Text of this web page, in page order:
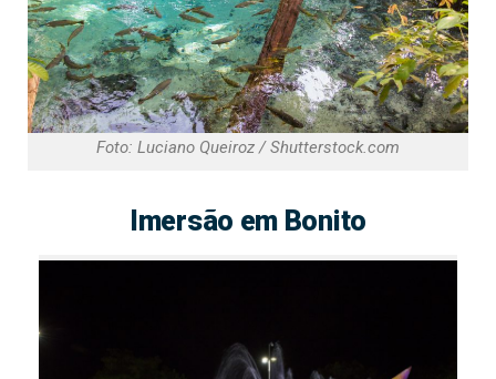
Foto: Luciano Queiroz / Shutterstock.com
Imersão em Bonito